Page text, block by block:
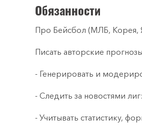
Обязанности
Про Бейсбол (МЛБ, Корея,
Писать авторские
- Генерировать и
- Следить за новостями
- Учитывать статистику,